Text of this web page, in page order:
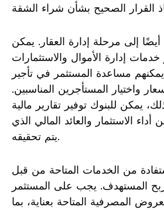
أيضًا إلى مرحلة إدارة العقار. يمكن
خدمات إدارة الأموال والاستثمارات
يمكنهم مساعدة المستثمر في تأجير
واختيار المستأجرين المناسبين.
يمكن للبنوك توفير تقارير مالية
الاستثمار والعائد المالي الذي
يتم تحقيقه.
من الخدمات المتاحة من قبل
المستهدف. يجب على المستثمر
المصرفية المتاحة بعناية، بما